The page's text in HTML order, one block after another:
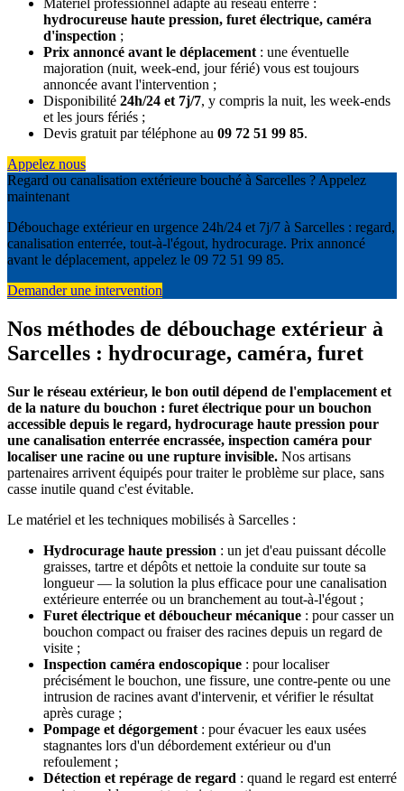
hydrocureuse haute pression, furet électrique, caméra
d'inspection ;
Prix annoncé avant le déplacement : une éventuelle
majoration (nuit, week-end, jour férié) vous est toujours
annoncée avant l'intervention ;
Disponibilité 24h/24 et 7j/7, y compris la nuit, les week-ends
et les jours fériés ;
Devis gratuit par téléphone au 09 72 51 99 85.
Appelez nous
Regard ou canalisation extérieure bouché à Sarcelles ? Appelez
maintenant
Débouchage extérieur en urgence 24h/24 et 7j/7 à Sarcelles : regard,
canalisation enterrée, tout-à-l'égout, hydrocurage. Prix annoncé
avant le déplacement, appelez le 09 72 51 99 85.
Demander une intervention
Nos méthodes de débouchage extérieur à
Sarcelles : hydrocurage, caméra, furet
Sur le réseau extérieur, le bon outil dépend de l'emplacement et
de la nature du bouchon : furet électrique pour un bouchon
accessible depuis le regard, hydrocurage haute pression pour
une canalisation enterrée encrassée, inspection caméra pour
localiser une racine ou une rupture invisible. Nos artisans
partenaires arrivent équipés pour traiter le problème sur place, sans
casse inutile quand c'est évitable.
Le matériel et les techniques mobilisés à Sarcelles :
Hydrocurage haute pression : un jet d'eau puissant décolle
graisses, tartre et dépôts et nettoie la conduite sur toute sa
longueur — la solution la plus efficace pour une canalisation
extérieure enterrée ou un branchement au tout-à-l'égout ;
Furet électrique et déboucheur mécanique : pour casser un
bouchon compact ou fraiser des racines depuis un regard de
visite ;
Inspection caméra endoscopique : pour localiser
précisément le bouchon, une fissure, une contre-pente ou une
intrusion de racines avant d'intervenir, et vérifier le résultat
après curage ;
Pompage et dégorgement : pour évacuer les eaux usées
stagnantes lors d'un débordement extérieur ou d'un
refoulement ;
Détection et repérage de regard : quand le regard est enterré